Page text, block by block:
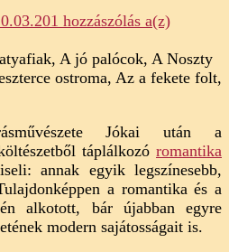
1 hozzászólás a(z)Mikszáth
Tót
atyafiak,
palócok
Jókai után a
táplálkozó romantika
annak egyik legszínesebb,
a romantika és a
alkotott, bár újabban egyre
modern sajátosságait is.